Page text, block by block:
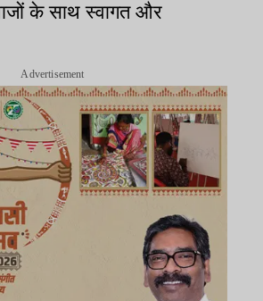
के साथ स्वागत और
Advertisement